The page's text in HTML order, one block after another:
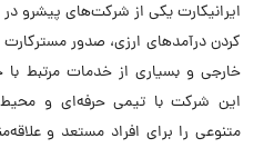
ایرانیکارت یکی از شرکت‌های پیشرو
کردن درآمدهای ارزی، صدور
خارجی و بسیاری از خدمات مرتبط
این شرکت با تیمی حرفه‌ای و
متنوعی را برای افراد مستعد و